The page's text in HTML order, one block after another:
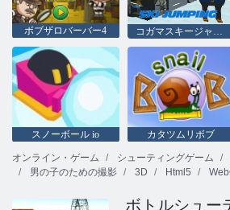
ボブザロバーバー4 コガマスキージャンプ！
スノーボール io カタツムリボブ
オンライン・ゲーム
シューティングゲーム
男の子のための撮影
3D Html5
ボトルシュー